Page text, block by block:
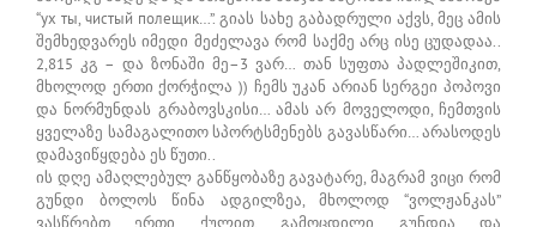
“ух ты, чистый полещик…”. გიას სახე გაბადრული აქვს, მეც ამის
შემხედვარეს იმედი მეძელავა რომ საქმე არც ისე ცუდადაა..
2,815 კგ – და ზონაში მე–3 ვარ… თან სუფთა პადლეშიკით,
მხოლოდ ერთი ქორჭილა )) ჩემს უკან არიან სერგეი პოპოვი
და ნორმუნდას გრაბოვსკისი… ამას არ მოველოდი, ჩემთვის
ყველაზე სამაგალითო სპორტსმენებს გავასწარი… არასოდეს
დამავიწყდება ეს წუთი..
ის დღე ამაღლებულ განწყობაზე გავატარე, მაგრამ ვიცი რომ
გუნდი ბოლოს წინა ადგილზეა, მხოლოდ “ვოლჟანკას”
ვასწრებთ ერთი ქულით. გამოცდილი გუნდია და